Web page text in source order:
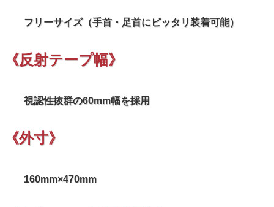
フリーサイズ（手首・足首にピッタリ装着可能）
《反射テープ幅》
視認性抜群の60mm幅を採用
《外寸》
160mm×470mm